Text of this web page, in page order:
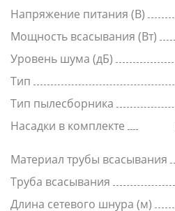
Напряжение питания (В)
Мощность всасывания (Вт)
Уровень шума (дБ)
Тип
Тип пылесборника
Насадки в комплекте
Материал трубы всасывания
Труба всасывания
Длина сетевого шнура (м)